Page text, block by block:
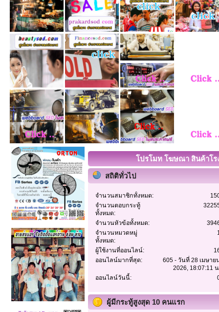
โปรโมท โฆษณา สินค้าโร
สถิติทั่วไป
จำนวนสมาชิกทั้งหมด:
จำนวนตอบกระทู้
ทั้งหมด:
จำนวนหัวข้อทั้งหมด:
จำนวนหมวดหมู่
ทั้งหมด:
ผู้ใช้งานที่ออนไลน์:
ออนไลน์มากที่สุด:
605 - วันที่ 28 เมษาย
2026, 18:07:11
ออนไลน์วันนี้:
ผู้มีกระทู้สูงสุด 10 คนแรก